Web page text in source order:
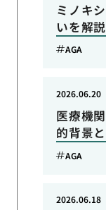
ミノキ
いを解説
AGA
医療機
的背景
2026.06.20
AGA
2026.06.18